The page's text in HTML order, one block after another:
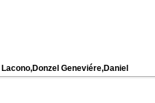
Lacono,Donzel Geneviére,Daniel